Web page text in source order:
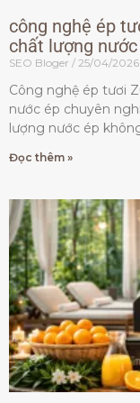
công nghệ ép
chất lượng
SEO Bloger 25/04/2026
Công nghệ ép tươi
nước ép chuyên
lượng nước ép
Đọc thêm »